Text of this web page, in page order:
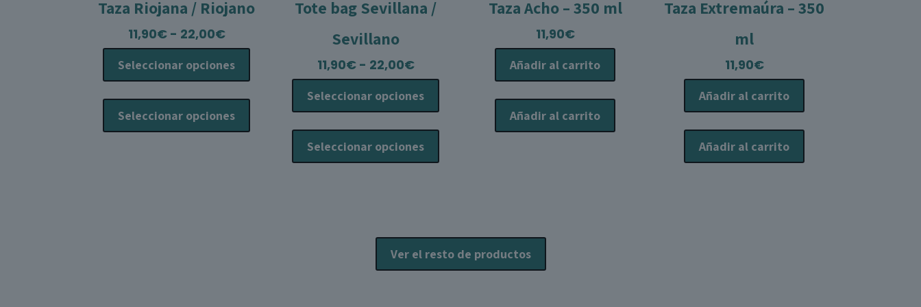
Taza Riojana / Riojano
11,90€ - 22,00€Rango
de
precios:
desde
11,90€
hasta
Seleccionar opciones
Seleccionar opciones
producto
tiene
variantes.
Tote bag Sevillana /
Sevillano
11,90€ - 22,00€Rango
de
precios:
desde
11,90€
hasta
Seleccionar opciones
Seleccionar opciones
tiene
se
pueden
Taza Acho – 350 ml
11,90€
Añadir al carrito
Añadir al carrito
Taza Extremaúra – 350
ml
11,90€
Añadir al carrito
Añadir al carrito
Ver el resto de productos